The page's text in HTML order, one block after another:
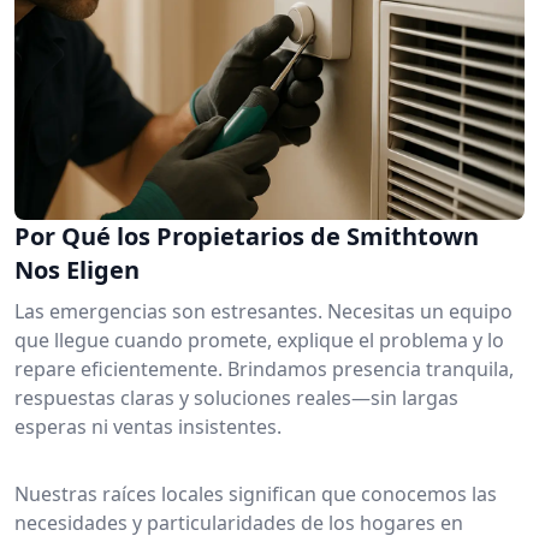
Por Qué los Propietarios de Smithtown
Nos Eligen
Las emergencias son estresantes. Necesitas un equipo
que llegue cuando promete, explique el problema y lo
repare eficientemente. Brindamos presencia tranquila,
respuestas claras y soluciones reales—sin largas
esperas ni ventas insistentes.
Nuestras raíces locales significan que conocemos las
necesidades y particularidades de los hogares en